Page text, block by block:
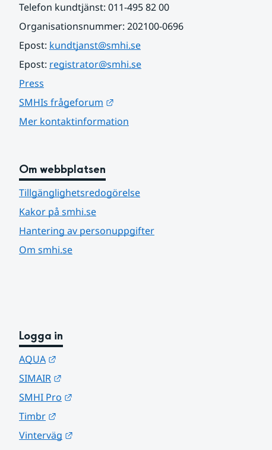
Telefon kundtjänst: 011-495 82 00
Organisationsnummer: 202100-0696
Epost: kundtjanst@smhi.se
Epost: registrator@smhi.se
Press
SMHIs frågeforum
Mer kontaktinformation
Om webbplatsen
Tillgänglighetsredogörelse
Kakor på smhi.se
Hantering av personuppgifter
Om smhi.se
Logga in
AQUA
SIMAIR
SMHI Pro
Timbr
Vinterväg